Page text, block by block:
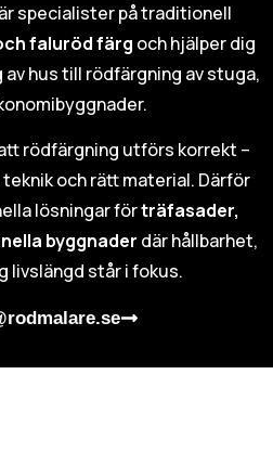
specialister på traditionell
faluröd färg och hjälper dig
hus till rödfärgning av stuga,
rödfärgning utförs korrekt –
och rätt material. Därför
lösningar förträfasader,
byggnader där hållbarhet,
livslängd står i fokus.